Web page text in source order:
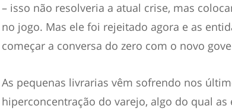
– isso não resolveria a atual crise, mas
no jogo. Mas ele foi rejeitado agora e as
começar a conversa do zero com o novo
As pequenas livrarias vêm sofrendo nos
hiperconcentração do varejo, algo do qual